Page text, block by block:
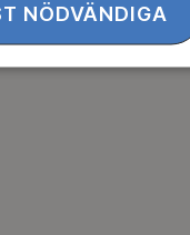
NÖDVÄNDIGA